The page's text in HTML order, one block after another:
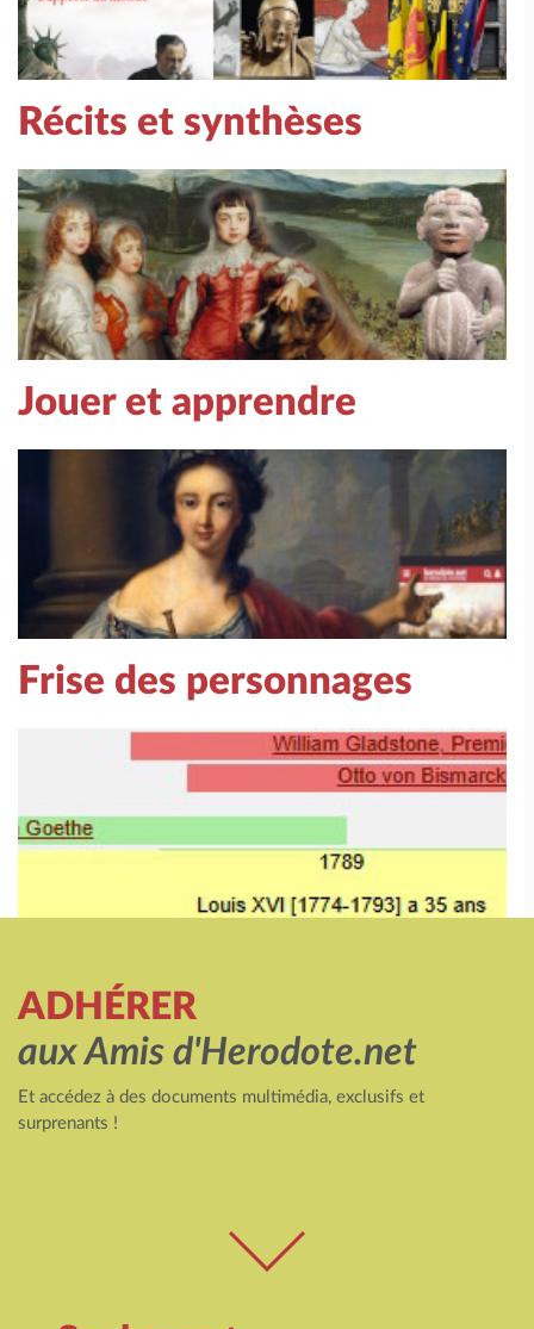
Récits et synthèses
Jouer et apprendre
Frise des personnages
ADHÉRER
aux Amis d'Herodote.net
Et accédez à des documents multimédia, exclusifs et
surprenants !